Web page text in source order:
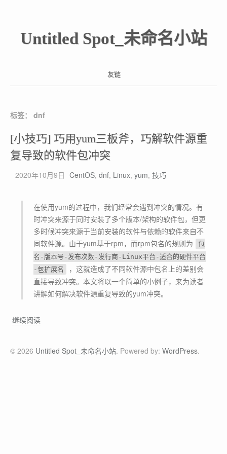
Untitled Spot_未命名小站
友链
标签： dnf
[小技巧] 巧用yum三板斧，巧解软件源重
复导致的软件包冲突
2020年10月9日 CentOS, dnf, Linux, yum, 技巧
在使用yum的过程中，我们经常会遇到冲突的情况。有
时冲突来源于同时安装了多个版本/架构的软件包，但更
多时候冲突来源于当前安装的软件与依赖的软件来自不
同软件源。由于yum基于rpm，而rpm包名的规则为
包
名-版本号-发布次数-发行商-Linux平台-适合的硬件平台
-包扩展名
，这就造成了不同软件源中包名上的差别会
直接导致冲突。本文将以一个简单的小例子，来为读者
讲解如何解决软件源重复导致的yum冲突。
继续阅读[
巧
© 2026 Untitled Spot_未命名小站. Powered by: WordPress.